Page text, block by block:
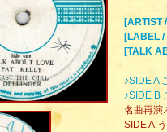
[ARTIST
[LABEL
[TALK
♪SIDE A
♪SIDE B
名曲再演
SIDE A: